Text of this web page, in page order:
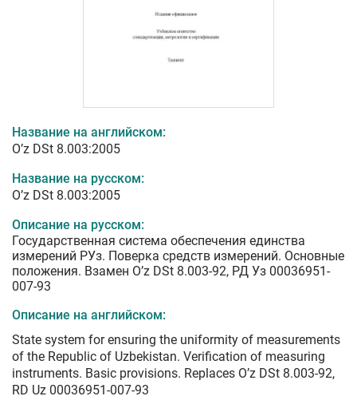
Название на английском:
O’z DSt 8.003:2005
Название на русском:
O’z DSt 8.003:2005
Описание на русском:
Государственная система обеспечения единства
измерений РУз. Поверка средств измерений. Основные
положения. Взамен O’z DSt 8.003-92, РД Уз 00036951-
007-93
Описание на английском:
State system for ensuring the uniformity of measurements
of the Republic of Uzbekistan. Verification of measuring
instruments. Basic provisions. Replaces O’z DSt 8.003-92,
RD Uz 00036951-007-93